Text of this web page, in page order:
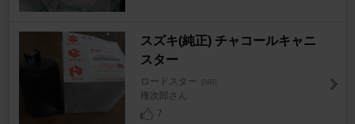
スズキ(純正) チャコールキャニ
スター
ロードスター [NB]
権次郎さん
7